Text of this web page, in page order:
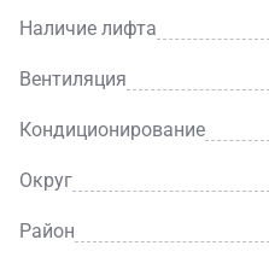
Наличие лифта
Вентиляция
Кондиционирование
Округ
Район